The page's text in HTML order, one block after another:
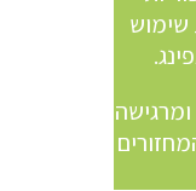
שימוש